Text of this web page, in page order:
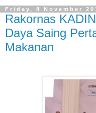
Friday, 8 November
Rakornas
Daya Saing
Makanan